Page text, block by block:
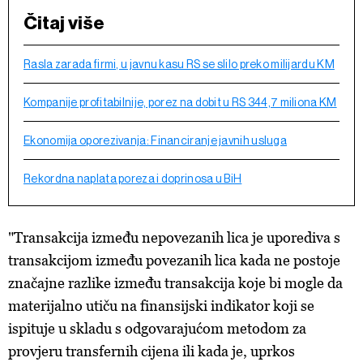
Čitaj više
Rasla zarada firmi, u javnu kasu RS se slilo preko milijardu KM
Kompanije profitabilnije, porez na dobit u RS 344,7 miliona KM
Ekonomija oporezivanja: Financiranje javnih usluga
Rekordna naplata poreza i doprinosa u BiH
"Transakcija između nepovezanih lica je uporediva s
transakcijom između povezanih lica kada ne postoje
značajne razlike između transakcija koje bi mogle da
materijalno utiču na finansijski indikator koji se
ispituje u skladu s odgovarajućom metodom za
provjeru transfernih cijena ili kada je, uprkos